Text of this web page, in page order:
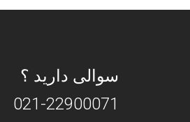
سوالی دارید ؟
021-22900071